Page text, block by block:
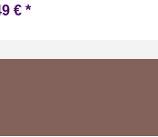
€ *